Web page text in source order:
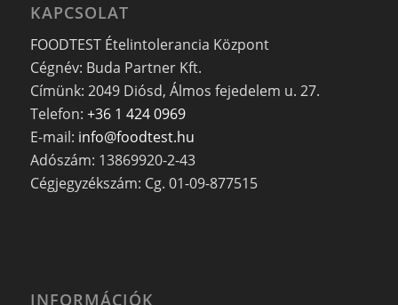
KAPCSOLAT
FOODTEST Ételintolerancia Központ
Cégnév: Buda Partner Kft.
Címünk: 2049 Diósd, Álmos fejedelem u. 27.
Telefon: +36 1 424 0969
E-mail: info@foodtest.hu
Adószám: 13869920-2-43
Cégjegyzékszám: Cg. 01-09-877515
INFORMÁCIÓK